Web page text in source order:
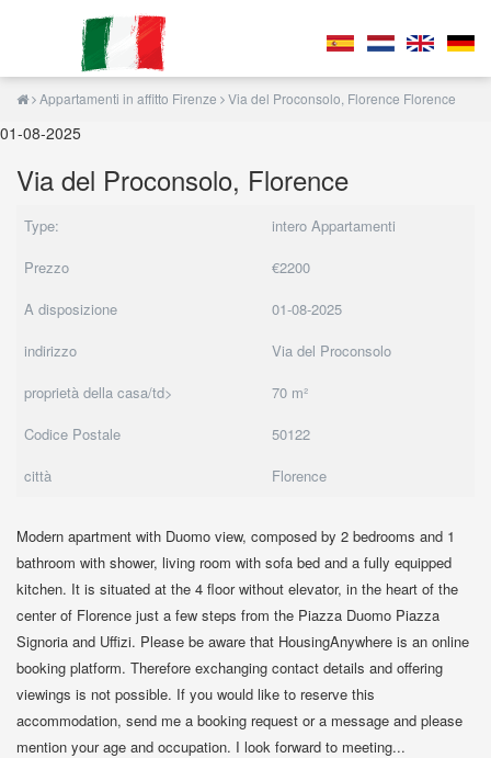
Appartamenti in affitto Firenze Via del Proconsolo, Florence Florence
01-08-2025
Via del Proconsolo, Florence
Type:
intero Appartamenti
Prezzo
€2200
A disposizione
01-08-2025
indirizzo
Via del Proconsolo
proprietà della casa/td>
70 m²
Codice Postale
50122
città
Florence
Modern apartment with Duomo view, composed by 2 bedrooms and 1
bathroom with shower, living room with sofa bed and a fully equipped
kitchen. It is situated at the 4 floor without elevator, in the heart of the
center of Florence just a few steps from the Piazza Duomo Piazza
Signoria and Uffizi. Please be aware that HousingAnywhere is an online
booking platform. Therefore exchanging contact details and offering
viewings is not possible. If you would like to reserve this
accommodation, send me a booking request or a message and please
mention your age and occupation. I look forward to meeting...